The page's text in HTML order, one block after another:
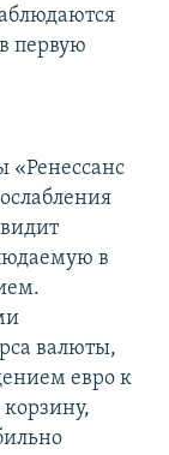
первую
«Ренессанс
в
валюты,
евро к